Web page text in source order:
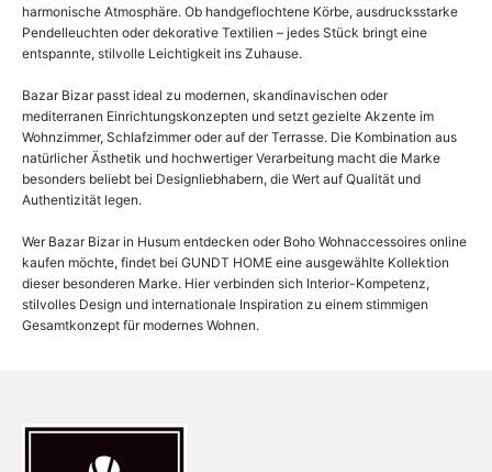
harmonische Atmosphäre. Ob handgeflochtene Körbe, ausdrucksstarke
Pendelleuchten oder dekorative Textilien – jedes Stück bringt eine
entspannte, stilvolle Leichtigkeit ins Zuhause.
Bazar Bizar passt ideal zu modernen, skandinavischen oder
mediterranen Einrichtungskonzepten und setzt gezielte Akzente im
Wohnzimmer, Schlafzimmer oder auf der Terrasse. Die Kombination aus
natürlicher Ästhetik und hochwertiger Verarbeitung macht die Marke
besonders beliebt bei Designliebhabern, die Wert auf Qualität und
Authentizität legen.
Wer Bazar Bizar in Husum entdecken oder Boho Wohnaccessoires online
kaufen möchte, findet bei GUNDT HOME eine ausgewählte Kollektion
dieser besonderen Marke. Hier verbinden sich Interior-Kompetenz,
stilvolles Design und internationale Inspiration zu einem stimmigen
Gesamtkonzept für modernes Wohnen.